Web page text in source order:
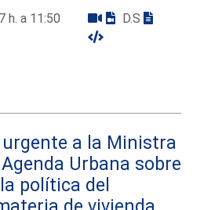
h. a 11:50
D.S
a la Ministra
Urbana sobre
política del